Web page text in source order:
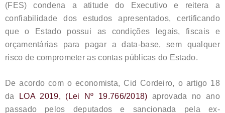
(FES) condena a atitude do Executivo e reitera a
confiabilidade dos estudos apresentados, certificando
que o Estado possui as condições legais, fiscais e
orçamentárias para pagar a data-base, sem qualquer
risco de comprometer as contas públicas do Estado.
De acordo com o economista, Cid Cordeiro, o artigo 18
da
LOA 2019, (Lei Nº 19.766/2018) aprovada no ano
passado pelos deputados e sancionada pela ex-